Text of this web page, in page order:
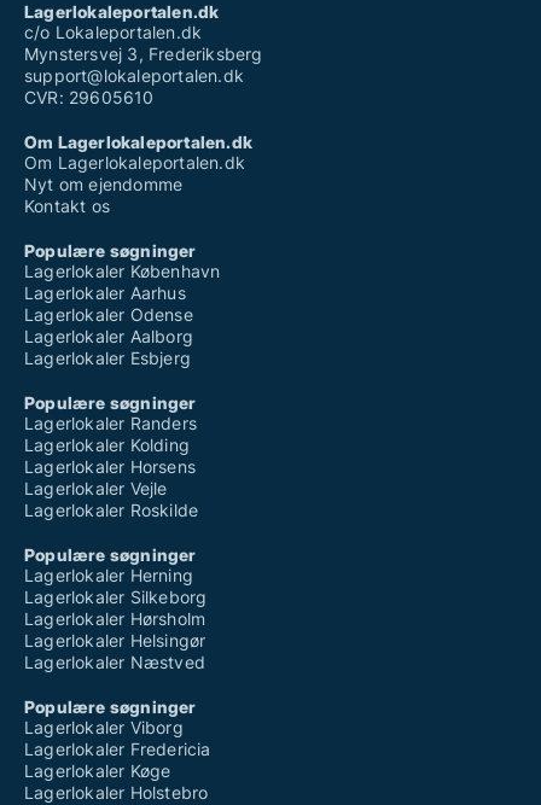
Lagerlokaleportalen.dk
c/o Lokaleportalen.dk
Mynstersvej 3, Frederiksberg
support@lokaleportalen.dk
CVR: 29605610
Om Lagerlokaleportalen.dk
Om Lagerlokaleportalen.dk
Nyt om ejendomme
Kontakt os
Populære søgninger
Lagerlokaler København
Lagerlokaler Aarhus
Lagerlokaler Odense
Lagerlokaler Aalborg
Lagerlokaler Esbjerg
Populære søgninger
Lagerlokaler Randers
Lagerlokaler Kolding
Lagerlokaler Horsens
Lagerlokaler Vejle
Lagerlokaler Roskilde
Populære søgninger
Lagerlokaler Herning
Lagerlokaler Silkeborg
Lagerlokaler Hørsholm
Lagerlokaler Helsingør
Lagerlokaler Næstved
Populære søgninger
Lagerlokaler Viborg
Lagerlokaler Fredericia
Lagerlokaler Køge
Lagerlokaler Holstebro